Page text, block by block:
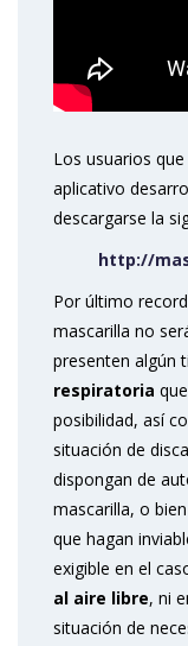
Los usuarios
aplicativo
descargarse la
http://
Por último
mascarilla no
presenten algún
respiratoria
posibilidad, así
situación de
dispongan de
mascarilla, o
que hagan
exigible en el
al aire libre, ni
situación de